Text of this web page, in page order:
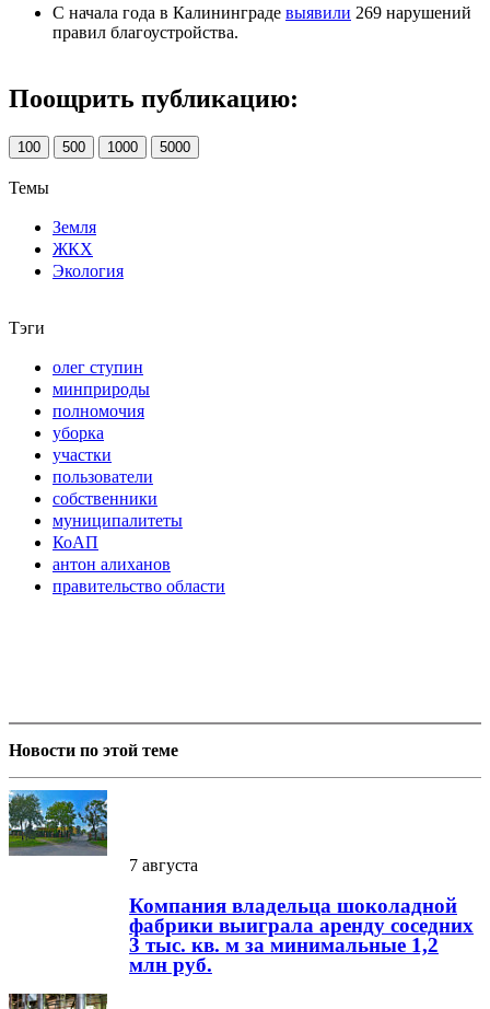
С начала года в Калининграде выявили 269 нарушений
правил благоустройства.
Поощрить публикацию:
100 500 1000 5000
Темы
Земля
ЖКХ
Экология
Тэги
олег ступин
минприроды
полномочия
уборка
участки
пользователи
собственники
муниципалитеты
КоАП
антон алиханов
правительство области
Новости по этой теме
7 августа
Компания владельца шоколадной
фабрики выиграла аренду соседних
3 тыс. кв. м за минимальные 1,2
млн руб.